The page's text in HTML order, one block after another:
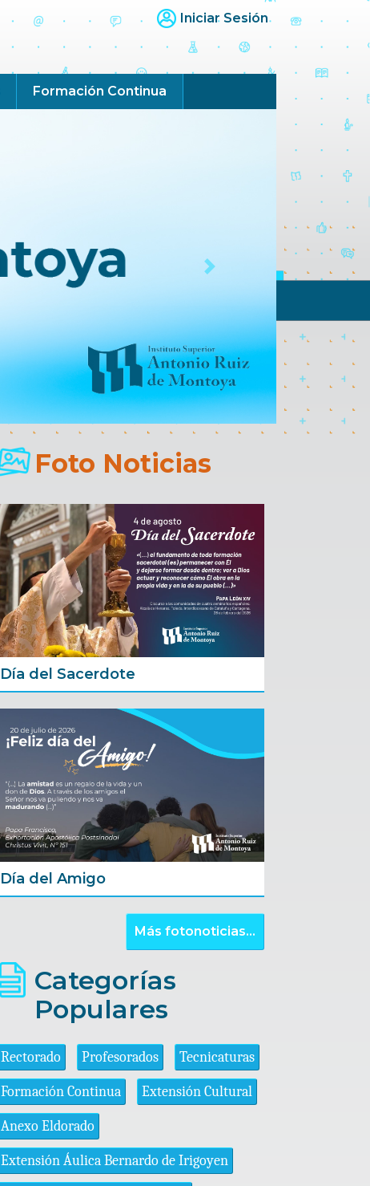
Iniciar Sesión
Formación Continua
Next
Foto Noticias
Día del Sacerdote
Día del Amigo
Más fotonoticias...
Categorías
Populares
Rectorado Profesorados Tecnicaturas
Formación Continua Extensión Cultural
Anexo Eldorado
Extensión Áulica Bernardo de Irigoyen